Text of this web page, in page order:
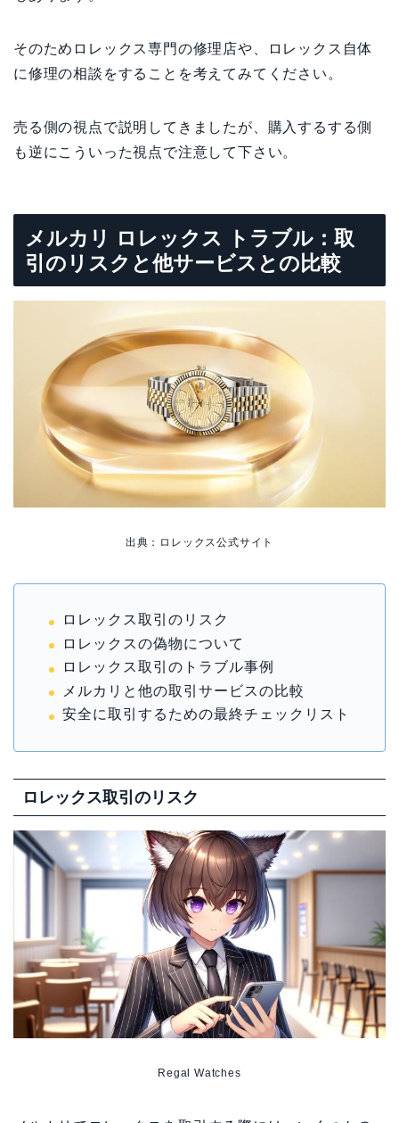
そのためロレックス専門の修理店や、ロレックス自体
に修理の相談をすることを考えてみてください。
売る側の視点で説明してきましたが、購入するする側
も逆にこういった視点で注意して下さい。
メルカリ ロレックス トラブル：取
引のリスクと他サービスとの比較
出典：ロレックス公式サイト
ロレックス取引のリスク
ロレックスの偽物について
ロレックス取引のトラブル事例
メルカリと他の取引サービスの比較
安全に取引するための最終チェックリスト
ロレックス取引のリスク
Regal Watches